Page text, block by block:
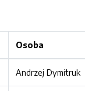
Osoba
Andrzej Dymitruk